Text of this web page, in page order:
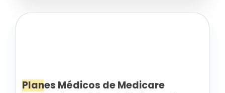
Planes Médicos de Medicare